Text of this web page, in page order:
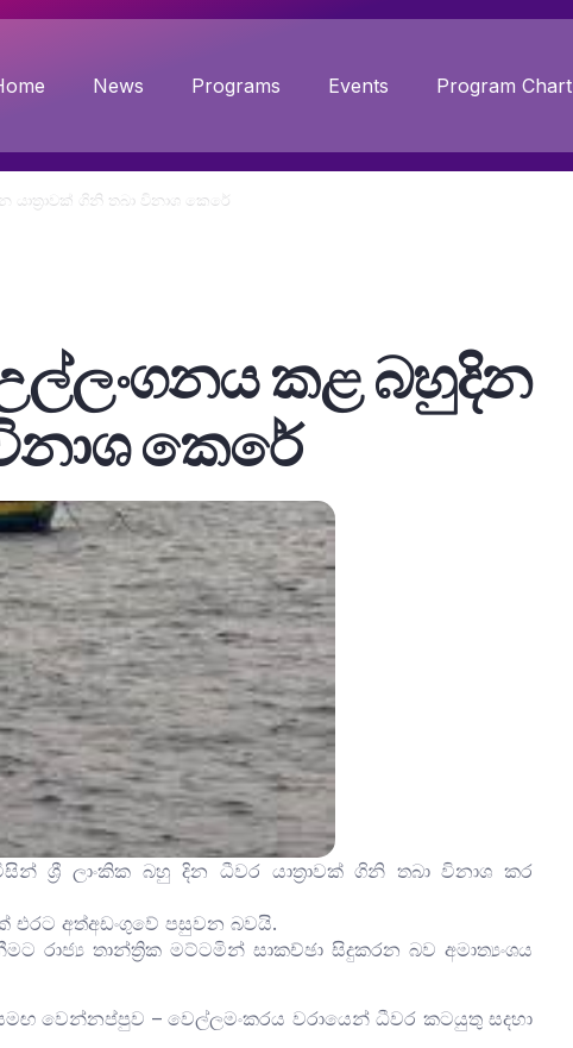
News Programs Events Program Chart
ගිනි තබා විනාශ කෙරේ
කළ බහුදින
කෙරේ
ශ්‍රී ලාංකික බහු දින ධීවර යාත්‍රාවක් ගිනි තබා විනාශ කර
එරට අත්අඩංගුවේ පසුවන බවයි.
රාජ්‍ය තාන්ත්‍රික මට්ටමින් සාකච්ඡා සිදුකරන බව අමාත්‍යංශය
වෙන්නප්පුව – වෙල්ලමංකරය වරායෙන් ධීවර කටයුතු සදහා